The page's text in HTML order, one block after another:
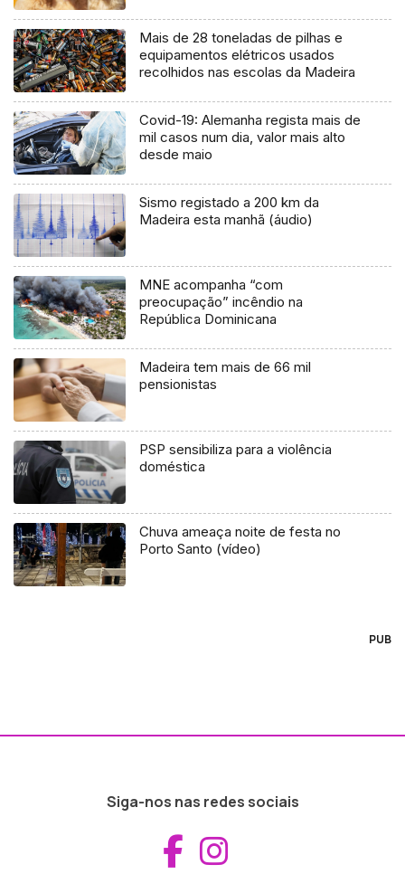
Mais de 28 toneladas de pilhas e
equipamentos elétricos usados
recolhidos nas escolas da Madeira
Covid-19: Alemanha regista mais de
mil casos num dia, valor mais alto
desde maio
Sismo registado a 200 km da
Madeira esta manhã (áudio)
MNE acompanha “com
preocupação” incêndio na
República Dominicana
Madeira tem mais de 66 mil
pensionistas
PSP sensibiliza para a violência
doméstica
Chuva ameaça noite de festa no
Porto Santo (vídeo)
PUB
Siga-nos nas redes sociais
Aceder ao